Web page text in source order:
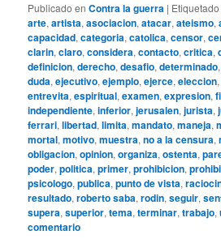
Publicado en Contra la guerra | Etiquetado
arte,artista,asociacion,atacar,ateismo,
capacidad,categoria,catolica,censor,
clarin,claro,considera,contacto,critica,
definicion,derecho,desafio,determinado
duda,ejecutivo,ejemplo,ejerce,eleccion
entrevita,espiritual,examen,expresion,
independiente,inferior,jerusalen,jurista,
ferrari,libertad,limita,mandato,maneja,
mortal,motivo,muestra,no a la censura,
obligacion,opinion,organiza,ostenta,
poder,politica,primer,prohibicion,
psicologo,publica,punto de vista,
resultado,roberto saba,rodin,seguir,
supera,superior,tema,terminar,trabajo,
comentario